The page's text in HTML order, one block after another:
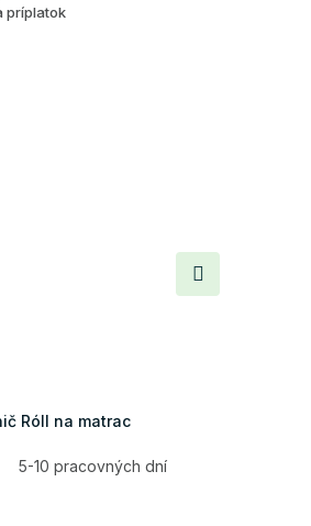
príplatok
Róll na matrac
5-10 pracovných dní